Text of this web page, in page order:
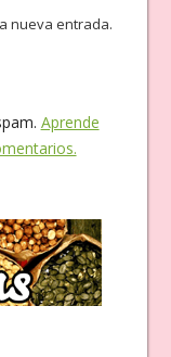
nueva entrada.
Aprende